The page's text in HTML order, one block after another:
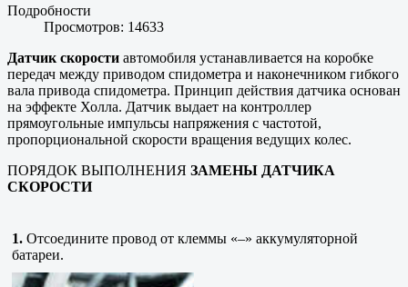
Подробности
Просмотров: 14633
Датчик скорости автомобиля устанавливается на коробке
передач между приводом спидометра и наконечником гибкого
вала привода спидометра. Принцип действия датчика основан
на эффекте Холла. Датчик выдает на контроллер
прямоугольные импульсы напряжения с частотой,
пропорциональной скорости вращения ведущих колес.
ПОРЯДОК ВЫПОЛНЕНИЯ ЗАМЕНЫ ДАТЧИКА
СКОРОСТИ
1. Отсоедините провод от клеммы «–» аккумуляторной
батареи.